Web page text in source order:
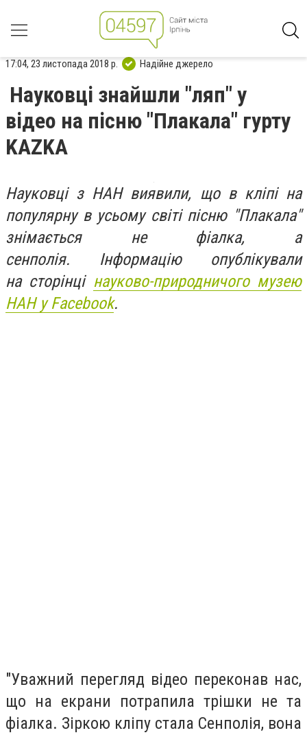
17:04, 23 листопада 2018 р. Надійне джерело
Науковці знайшли "ляп" у
відео на пісню "Плакала" гурту
KAZKA
Науковці з НАН виявили, що в кліпі на
популярну в усьому світі пісню "Плакала"
знімається не фіалка, а
сенполія. Інформацію опублікували
на сторінці науково-природничого музею
НАН у Facebook.
"Уважний перегляд відео переконав нас,
що на екрани потрапила трішки не та
фіалка. Зіркою кліпу стала Сенполія, вона